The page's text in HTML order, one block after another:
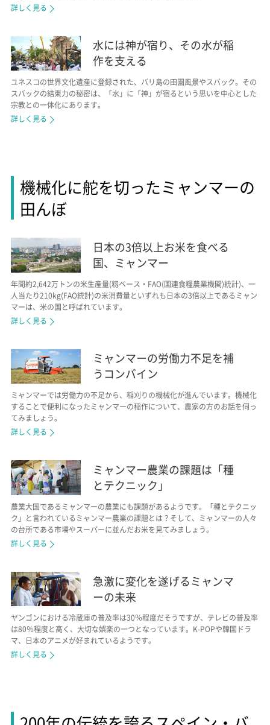
詳しく見る
水には神が宿り、その水が稲
作を支える
ユネスコの世界文化遺産に登録された、バリ島の田園風景やスバック。その
スバックの結束力の秘密は、「水」に「神」が宿るという思いを中心とした
宗教との一体化にあります。
詳しく見る
機械化に舵を切ったミャンマーの
田んぼ
日本の3倍以上お米を食べる
国、ミャンマー
年間約2,642万トンの米生産量(籾ベース・FAO(国連食糧農業機関)統計)、一
人当たり210kg(FAO統計)の米消費量といずれも日本の3倍以上であるミャン
マーは、米の国と呼ばれています。
詳しく見る
ミャンマーの労働力不足を補
うコンバイン
ミャンマーでは労働力の不足から、稲刈りの機械化が進んでいます。機械化
することで便利になったミャンマーの稲作について、農家の方のお話を伺っ
てみましょう。
詳しく見る
ミャンマー農業の課題は「種
とテクニック」
農業大国であるミャンマーの農業にも課題があるようです。「種とテクニッ
ク」と言われているミャンマー農業の課題とは？そして、ミャンマーの人々
の台所である市場やスーパーに並んだお米を見てみましょう。
詳しく見る
急激に変化を遂げるミャンマ
ーの未来
ヤンゴンにおける冷蔵庫の普及率は30％程度だそうですが、テレビの普及率
は80％程度と高く、大切な娯楽の一つとなっています。K-POPや韓国ドラ
マ、日本のアニメが好まれているようです。
詳しく見る